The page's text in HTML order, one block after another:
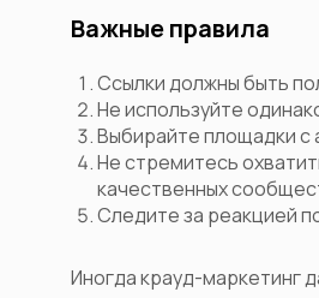
Важные правила
Ссылки должны быть
Не используйте
Выбирайте площадки с
Не стремитесь
качественных
Следите за реакцией
Иногда крауд-маркетинг